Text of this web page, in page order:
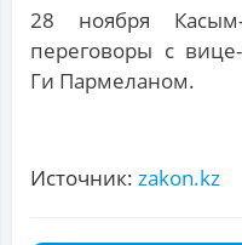
28 ноября
переговоры с
Ги Пармеланом.
Источник: zakon.kz